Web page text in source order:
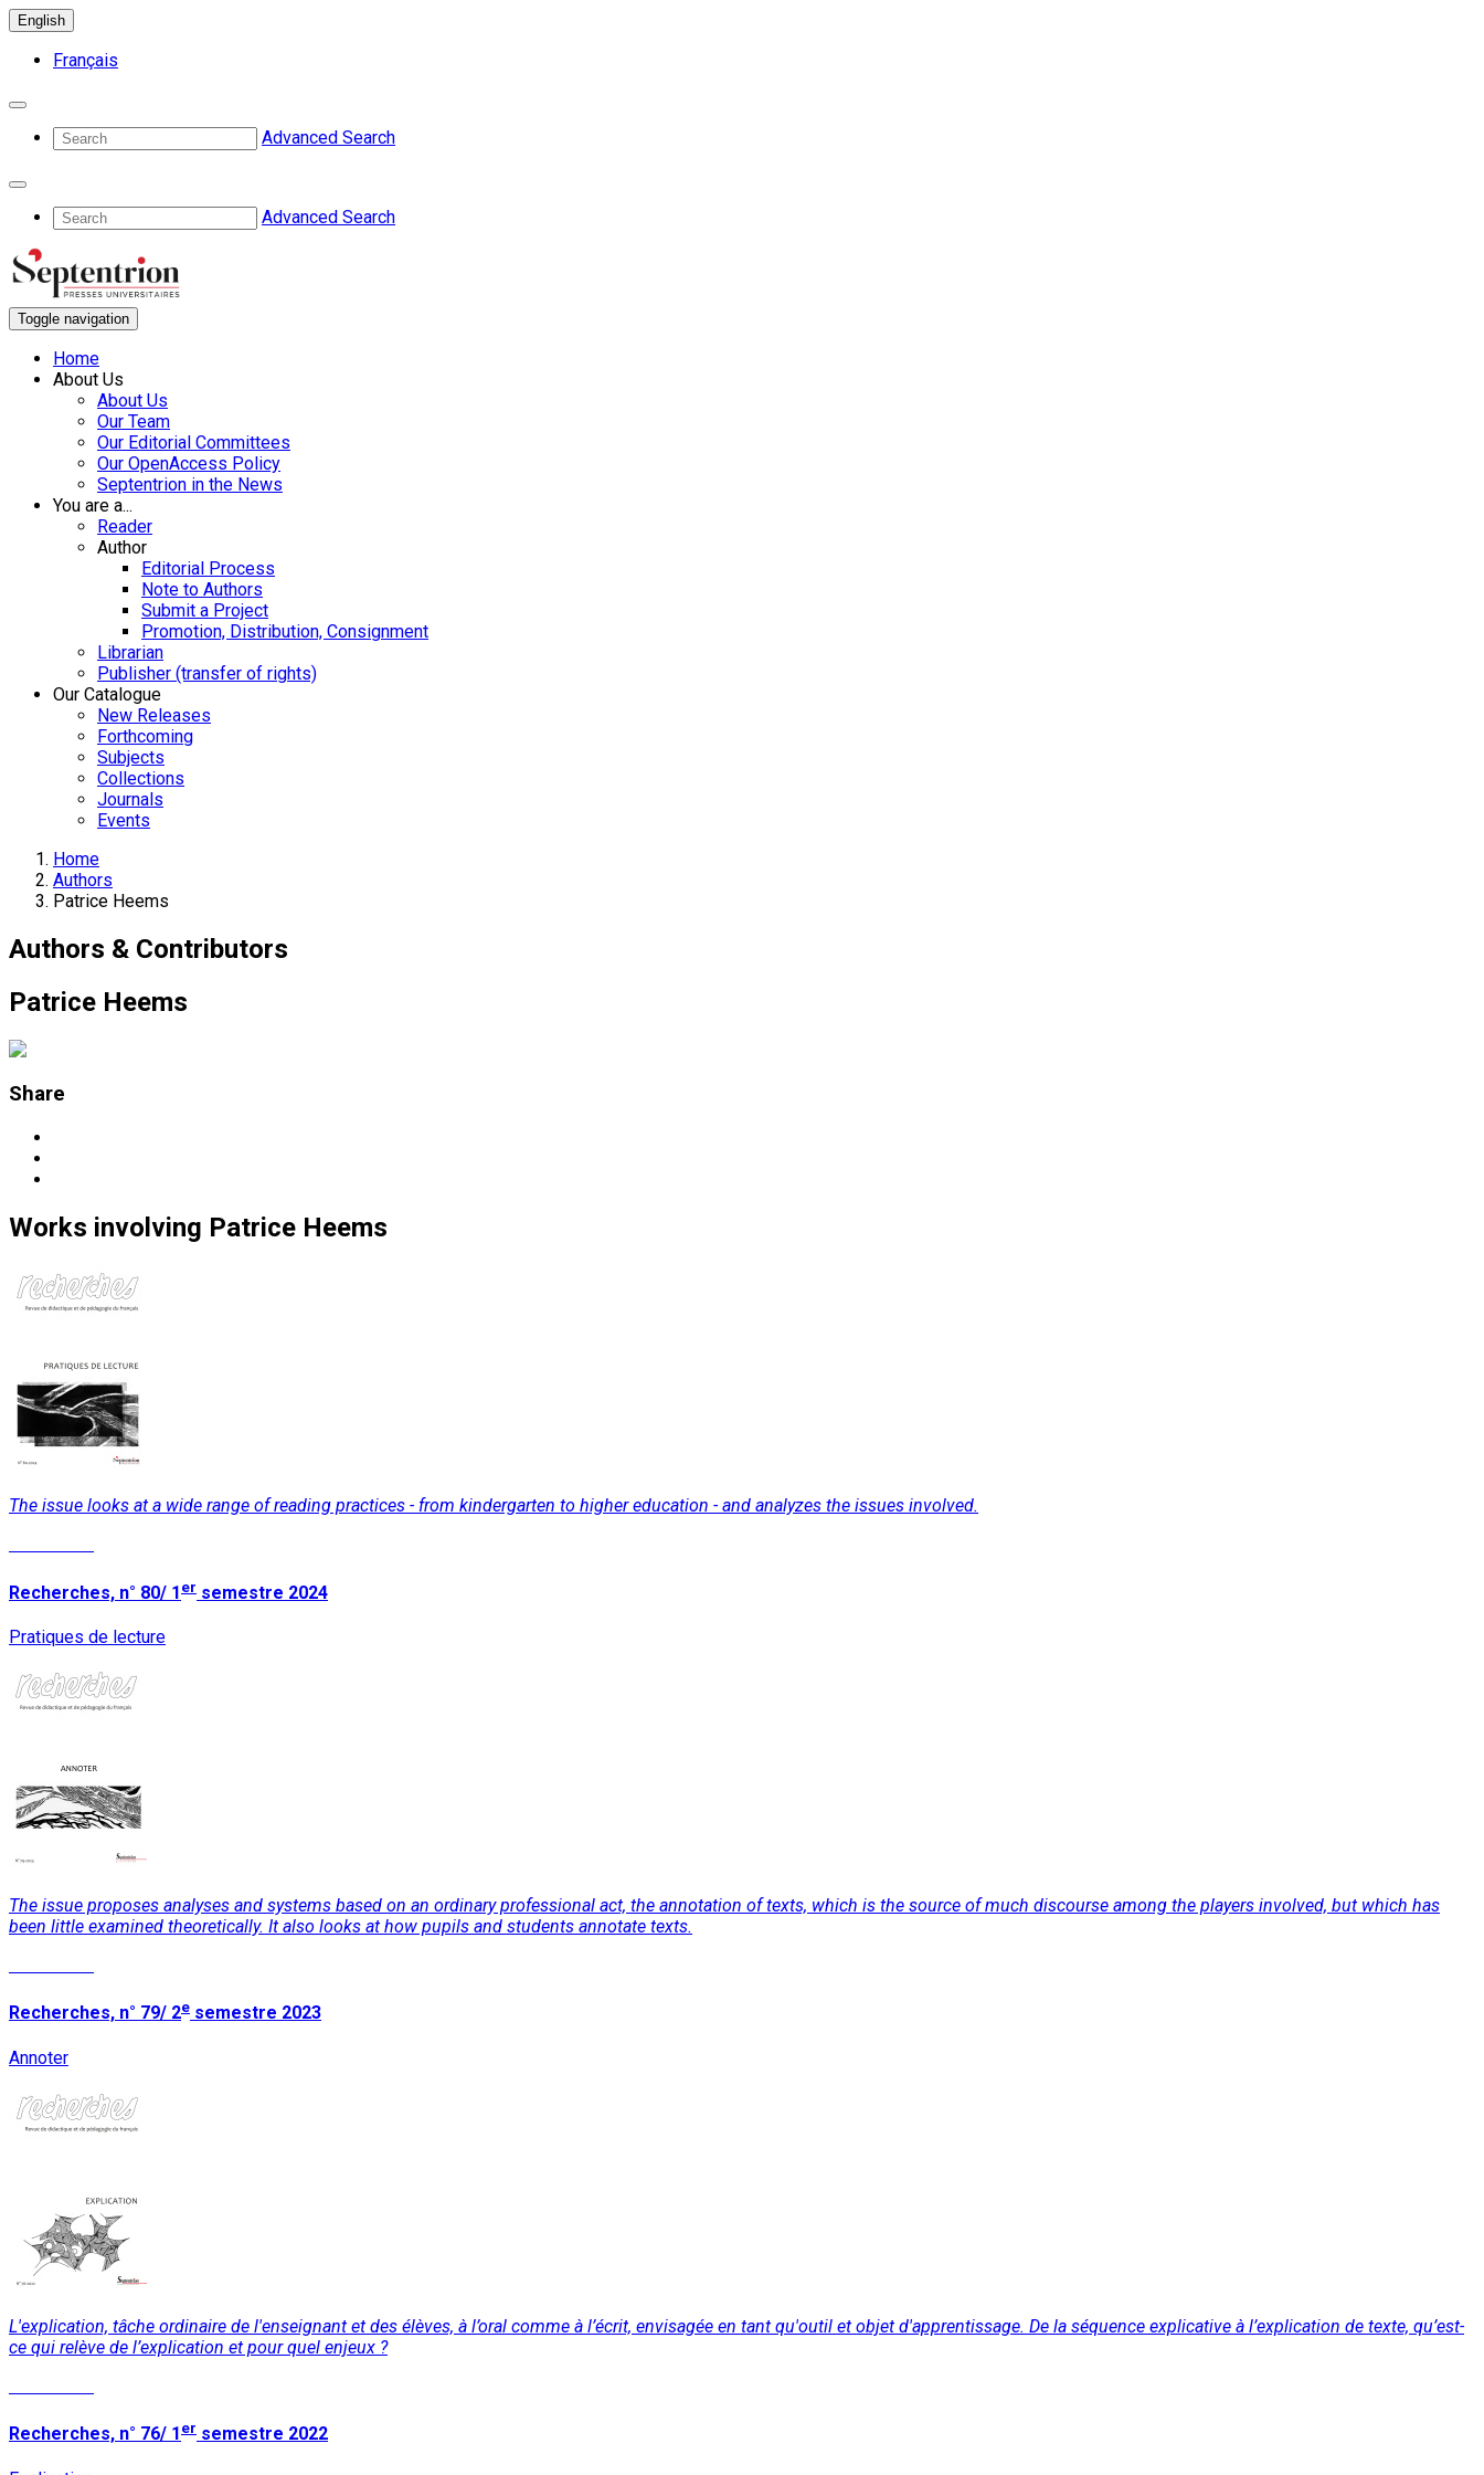
English
Français
Advanced Search
Advanced Search
Toggle navigation
Home
About Us
About Us
Our Team
Our Editorial Committees
Our OpenAccess Policy
Septentrion in the News
You are a...
Reader
Author
Editorial Process
Note to Authors
Submit a Project
Promotion, Distribution, Consignment
Librarian
Publisher (transfer of rights)
Our Catalogue
New Releases
Forthcoming
Subjects
Collections
Journals
Events
Home
Authors
Patrice Heems
Authors & Contributors
Patrice Heems
Share
Works involving Patrice Heems
The issue looks at a wide range of reading practices - from kindergarten to higher education - and analyzes the issues involved.
Recherches, n° 80/ 1 er semestre 2024
Pratiques de lecture
The issue proposes analyses and systems based on an ordinary professional act, the annotation of texts, which is the source of much discourse among the players involved, but which has
been little examined theoretically. It also looks at how pupils and students annotate texts.
Recherches, n° 79/ 2e semestre 2023
Annoter
L'explication, tâche ordinaire de l'enseignant et des élèves, à l’oral comme à l’écrit, envisagée en tant qu'outil et objet d'apprentissage. De la séquence explicative à l’explication de texte, qu’est-
ce qui relève de l’explication et pour quel enjeux ?
Recherches, n° 76/ 1 er semestre 2022